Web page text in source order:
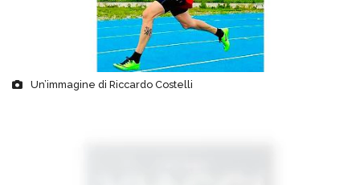
Un’immagine di Riccardo Costelli